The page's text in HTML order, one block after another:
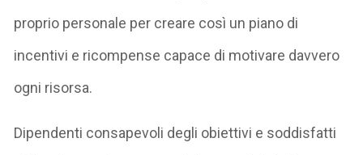
proprio personale per creare così un piano di
incentivi e ricompense capace di motivare davvero
ogni risorsa.
Dipendenti consapevoli degli obiettivi e soddisfatti